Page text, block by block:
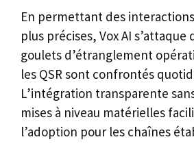
En permettant des
plus précises, Vox AI
goulets d’étranglement
les QSR sont confrontés
L’intégration transparente
mises à niveau matérielles
l’adoption pour les chaînes